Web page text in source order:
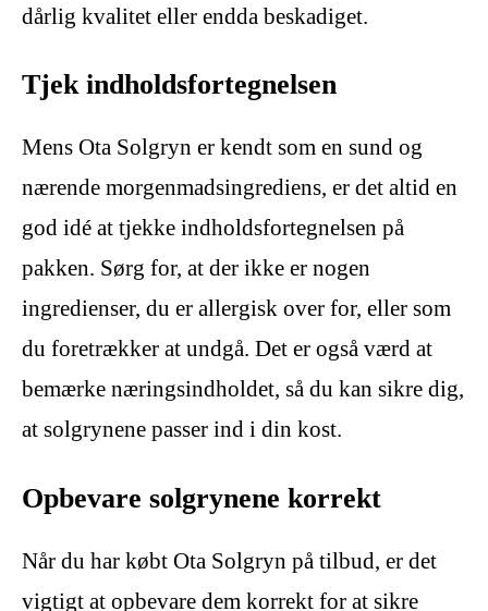
dårlig kvalitet eller endda beskadiget.
Tjek indholdsfortegnelsen
Mens Ota Solgryn er kendt som en sund og
nærende morgenmadsingrediens, er det altid en
god idé at tjekke indholdsfortegnelsen på
pakken. Sørg for, at der ikke er nogen
ingredienser, du er allergisk over for, eller som
du foretrækker at undgå. Det er også værd at
bemærke næringsindholdet, så du kan sikre dig,
at solgrynene passer ind i din kost.
Opbevare solgrynene korrekt
Når du har købt Ota Solgryn på tilbud, er det
vigtigt at opbevare dem korrekt for at sikre